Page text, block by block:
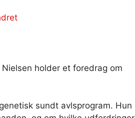
holder et foredrag om
sundt avlsprogram. Hun